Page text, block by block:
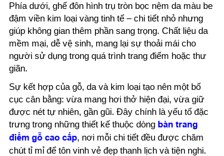
Phía dưới, ghế đôn hình trụ tròn bọc nệm da màu be
đậm viền kim loại vàng tinh tế – chi tiết nhỏ nhưng
giúp không gian thêm phần sang trọng. Chất liệu da
mềm mại, dễ vệ sinh, mang lại sự thoải mái cho
người sử dụng trong quá trình trang điểm hoặc thư
giãn.
Sự kết hợp của gỗ, da và kim loại tạo nên một bố
cục cân bằng: vừa mang hơi thở hiện đại, vừa giữ
được nét tự nhiên, gần gũi. Đây chính là yếu tố đặc
trưng trong những thiết kế thuộc dòng bàn trang
điểm gỗ cao cấp, nơi mỗi chi tiết đều được chăm
chút tỉ mỉ để tôn vinh vẻ đẹp thanh lịch và tiện nghi.